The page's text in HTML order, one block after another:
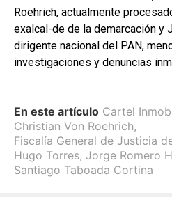
Roehrich, actualmente
exalcal-de de la demarcación y
dirigente nacional del PAN,
investigaciones y denuncias
En este artículo Cartel
Christian Von Roehrich,
Fiscalía General de Justicia
Hugo Torres, Jorge Romero
Santiago Taboada Cortina